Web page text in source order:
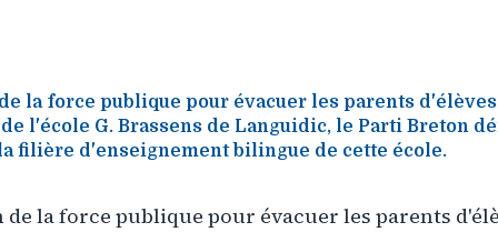
la force publique pour évacuer les parents
l'école G. Brassens de Languidic, le Parti Breton
filière d'enseignement bilingue de cette école.
la force publique pour évacuer les parents